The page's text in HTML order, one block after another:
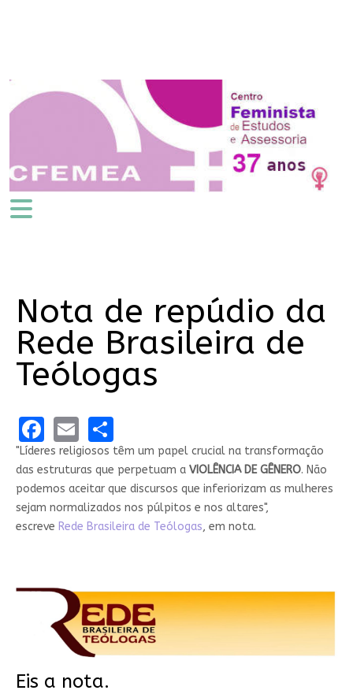
Nota de repúdio da
Rede Brasileira de
Teólogas
Facebook
EmailShare
"Líderes religiosos têm um papel crucial na transformação
das estruturas que perpetuam a VIOLÊNCIA DE GÊNERO. Não
podemos aceitar que discursos que inferiorizam as mulheres
sejam normalizados nos púlpitos e nos altares",
escreve Rede Brasileira de Teólogas, em nota.
Eis a nota.